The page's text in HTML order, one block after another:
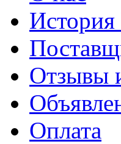
Отзывы
Оплата